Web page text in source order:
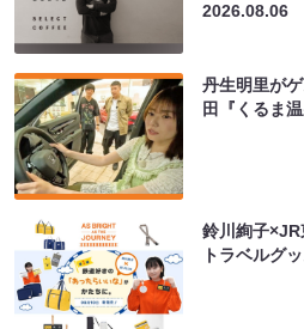
2026.08.06
丹生明里が
田『くるま
鈴川絢子
トラベルグ